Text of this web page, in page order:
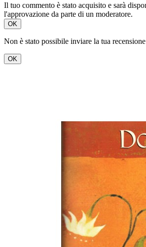
Il tuo commento è stato acquisito e sarà
l'approvazione da parte di un moderatore.
OK
Non è stato possibile inviare la tua recensione
OK